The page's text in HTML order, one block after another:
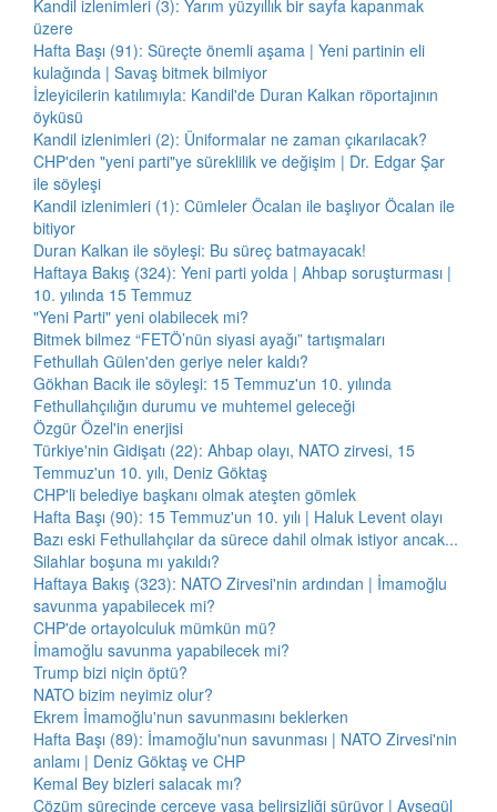
Kandil izlenimleri (3): Yarım yüzyıllık bir sayfa kapanmak
üzere
Hafta Başı (91): Süreçte önemli aşama | Yeni partinin eli
kulağında | Savaş bitmek bilmiyor
İzleyicilerin katılımıyla: Kandil'de Duran Kalkan röportajının
öyküsü
Kandil izlenimleri (2): Üniformalar ne zaman çıkarılacak?
CHP'den "yeni parti"ye süreklilik ve değişim | Dr. Edgar Şar
ile söyleşi
Kandil izlenimleri (1): Cümleler Öcalan ile başlıyor Öcalan ile
bitiyor
Duran Kalkan ile söyleşi: Bu süreç batmayacak!
Haftaya Bakış (324): Yeni parti yolda | Ahbap soruşturması |
10. yılında 15 Temmuz
"Yeni Parti" yeni olabilecek mi?
Bitmek bilmez “FETÖ’nün siyasi ayağı” tartışmaları
Fethullah Gülen'den geriye neler kaldı?
Gökhan Bacık ile söyleşi: 15 Temmuz'un 10. yılında
Fethullahçılığın durumu ve muhtemel geleceği
Özgür Özel'in enerjisi
Türkiye'nin Gidişatı (22): Ahbap olayı, NATO zirvesi, 15
Temmuz'un 10. yılı, Deniz Göktaş
CHP'li belediye başkanı olmak ateşten gömlek
Hafta Başı (90): 15 Temmuz'un 10. yılı | Haluk Levent olayı
Bazı eski Fethullahçılar da sürece dahil olmak istiyor ancak...
Silahlar boşuna mı yakıldı?
Haftaya Bakış (323): NATO Zirvesi'nin ardından | İmamoğlu
savunma yapabilecek mi?
CHP'de ortayolculuk mümkün mü?
İmamoğlu savunma yapabilecek mi?
Trump bizi niçin öptü?
NATO bizim neyimiz olur?
Ekrem İmamoğlu'nun savunmasını beklerken
Hafta Başı (89): İmamoğlu'nun savunması | NATO Zirvesi'nin
anlamı | Deniz Göktaş ve CHP
Kemal Bey bizleri salacak mı?
Çözüm sürecinde çerçeve yasa belirsizliği sürüyor | Ayşegül